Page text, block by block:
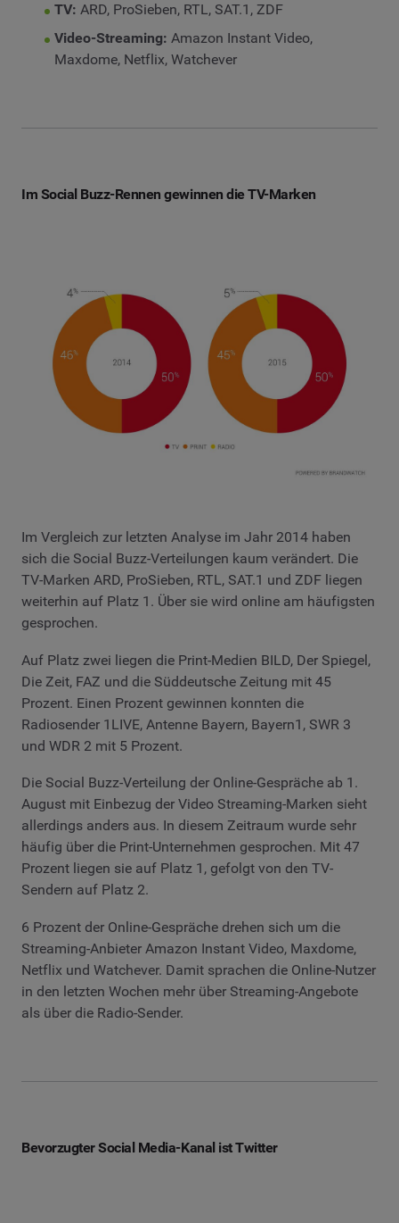
TV: ARD, ProSieben, RTL, SAT.1, ZDF
Video-Streaming: Amazon Instant Video,
Maxdome, Netflix, Watchever
Im Social Buzz-Rennen gewinnen die TV-Marken
Im Vergleich zur letzten Analyse im Jahr 2014 haben
sich die Social Buzz-Verteilungen kaum verändert. Die
TV-Marken ARD, ProSieben, RTL, SAT.1 und ZDF liegen
weiterhin auf Platz 1. Über sie wird online am häufigsten
gesprochen.
Auf Platz zwei liegen die Print-Medien BILD, Der Spiegel,
Die Zeit, FAZ und die Süddeutsche Zeitung mit 45
Prozent. Einen Prozent gewinnen konnten die
Radiosender 1LIVE, Antenne Bayern, Bayern1, SWR 3
und WDR 2 mit 5 Prozent.
Die Social Buzz-Verteilung der Online-Gespräche ab 1.
August mit Einbezug der Video Streaming-Marken sieht
allerdings anders aus. In diesem Zeitraum wurde sehr
häufig über die Print-Unternehmen gesprochen. Mit 47
Prozent liegen sie auf Platz 1, gefolgt von den TV-
Sendern auf Platz 2.
6 Prozent der Online-Gespräche drehen sich um die
Streaming-Anbieter Amazon Instant Video, Maxdome,
Netflix und Watchever. Damit sprachen die Online-Nutzer
in den letzten Wochen mehr über Streaming-Angebote
als über die Radio-Sender.
Bevorzugter Social Media-Kanal ist Twitter